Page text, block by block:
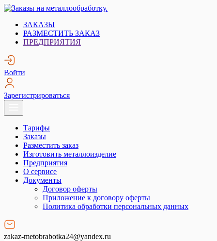
Skip
content
Заказы на металлообработку.
Металлообработка. Открытые заказы на металлообработку.
ЗАКАЗЫ
РАЗМЕСТИТЬ ЗАКАЗ
ПРЕДПРИЯТИЯ
Войти
Зарегистрироваться
Тарифы
Заказы
Разместить заказ
Изготовить металлоизделие
Предприятия
О сервисе
Документы
Договор оферты
Приложение к договору оферты
Политика обработки персональных данных
zakaz-metobrabotka24@yandex.ru